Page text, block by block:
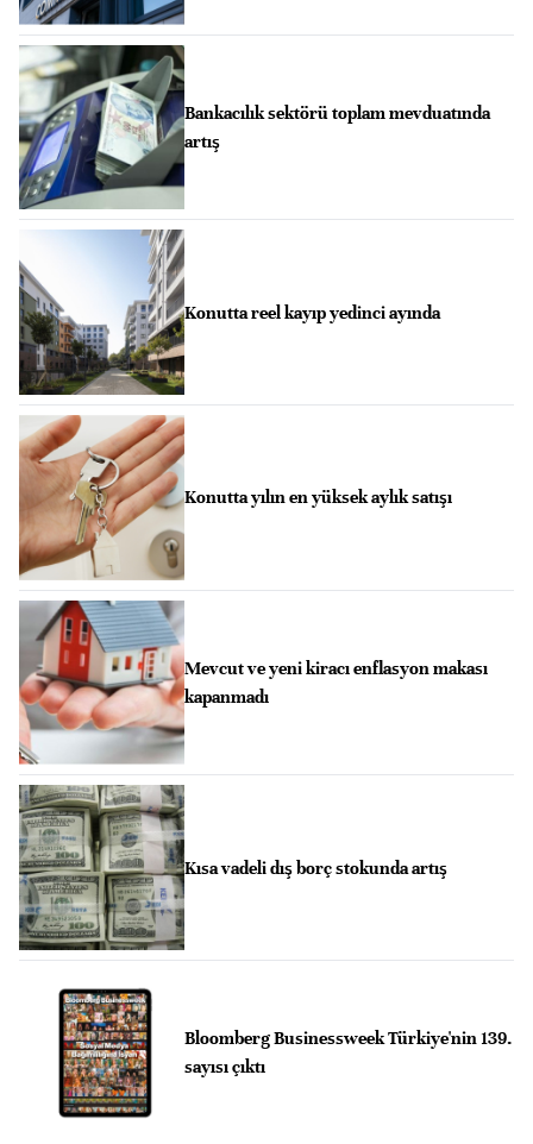
Bankacılık sektörü toplam mevduatında
artış
Konutta reel kayıp yedinci ayında
Konutta yılın en yüksek aylık satışı
Mevcut ve yeni kiracı enflasyon makası
kapanmadı
Kısa vadeli dış borç stokunda artış
Bloomberg Businessweek Türkiye'nin 139.
sayısı çıktı